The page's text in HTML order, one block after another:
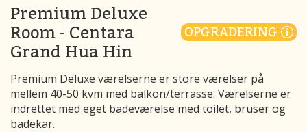
Premium Deluxe
Room - Centara
Grand Hua Hin
OPGRADERING
Premium Deluxe værelserne er store værelser på
mellem 40-50 kvm med balkon/terrasse. Værelserne er
indrettet med eget badeværelse med toilet, bruser og
badekar.